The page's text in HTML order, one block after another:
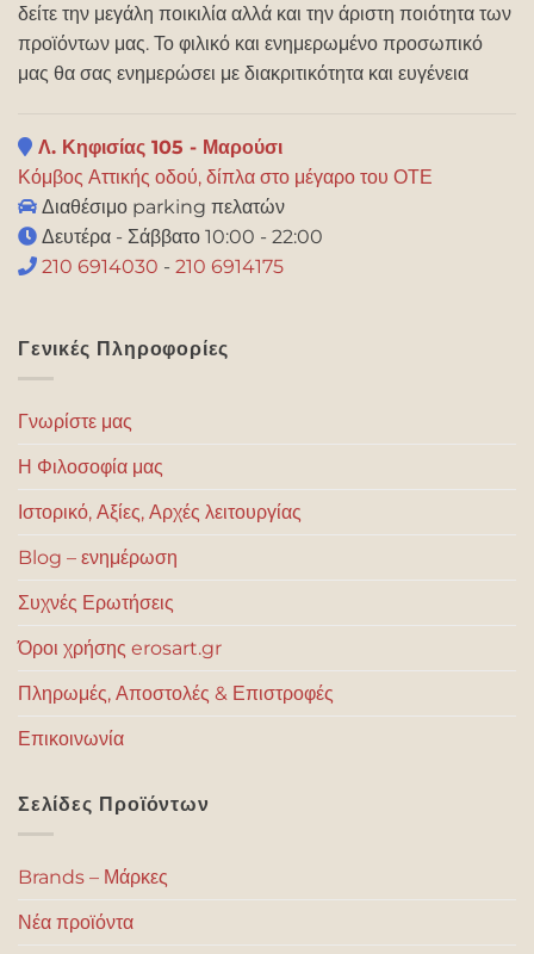
δείτε την μεγάλη ποικιλία αλλά και την άριστη ποιότητα των
προϊόντων μας. Το φιλικό και ενημερωμένο προσωπικό
μας θα σας ενημερώσει με διακριτικότητα και ευγένεια
Λ. Κηφισίας 105 - Μαρούσι
Κόμβος Αττικής οδού, δίπλα στο μέγαρο του ΟΤΕ
Διαθέσιμο parking πελατών
Δευτέρα - Σάββατο 10:00 - 22:00
210 6914030 - 210 6914175
Γενικές Πληροφορίες
Γνωρίστε μας
Η Φιλοσοφία μας
Ιστορικό, Αξίες, Αρχές λειτουργίας
Blog – ενημέρωση
Συχνές Ερωτήσεις
Όροι χρήσης erosart.gr
Πληρωμές, Αποστολές & Επιστροφές
Επικοινωνία
Σελίδες Προϊόντων
Brands – Μάρκες
Νέα προϊόντα